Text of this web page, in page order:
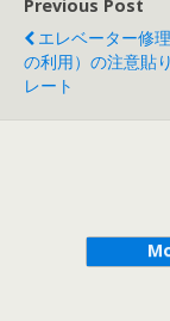
Previous Post
エレベーター修
の利用）の注意貼
レート